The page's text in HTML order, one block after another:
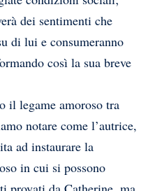
dei sentimenti che
di lui e consumeranno
così la sua breve
il legame amoroso tra
notare come l’autrice,
ad instaurare la
in cui si possono